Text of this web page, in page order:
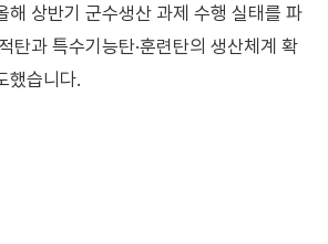
해 상반기 군수생산 과제 수행 실태를 파
탄과 특수기능탄·훈련탄의 생산체계 확
했습니다.